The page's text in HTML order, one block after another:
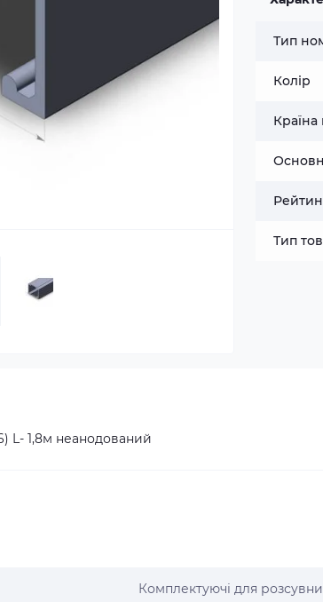
Тип
Колір
Тип
L- 1,8м неанодований
Комплектуючі для